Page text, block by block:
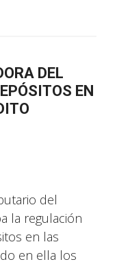
DEL
EN
del
la regulación
en las
en ella los